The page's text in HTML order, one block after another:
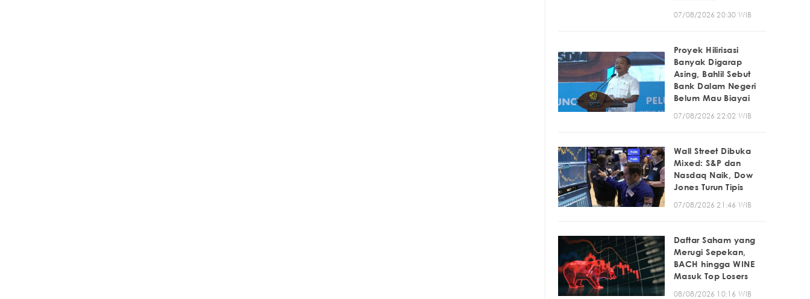
07/08/2026 20:30 WIB
Proyek Hilirisasi
Banyak Digarap
Asing, Bahlil Sebut
Bank Dalam Negeri
Belum Mau Biayai
07/08/2026 22:02 WIB
Wall Street Dibuka
Mixed: S&P dan
Nasdaq Naik, Dow
Jones Turun Tipis
07/08/2026 21:46 WIB
Daftar Saham yang
Merugi Sepekan,
BACH hingga WINE
Masuk Top Losers
08/08/2026 10:16 WIB